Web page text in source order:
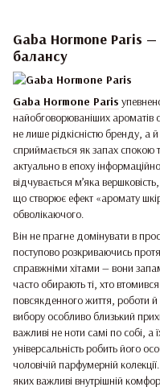
Gaba Hormone Paris
балансу
Gaba Hormone Paris
найобговорюваніших ароматів
не лише рідкісністю бренду, а
сприймається як запах спокою
актуально в епоху
відчувається м’яка
що створює ефект «аромату
обволікаючого.
Він не прагне домінувати в
поступово розкриваючись
справжніми хітами — вони
часто обирають ті, хто
повсякденного життя, роботи
вибору особливо близький
важливі не ноти самі по собі, а
універсальність робить його
чоловічій парфумерній
яких важливі внутрішній